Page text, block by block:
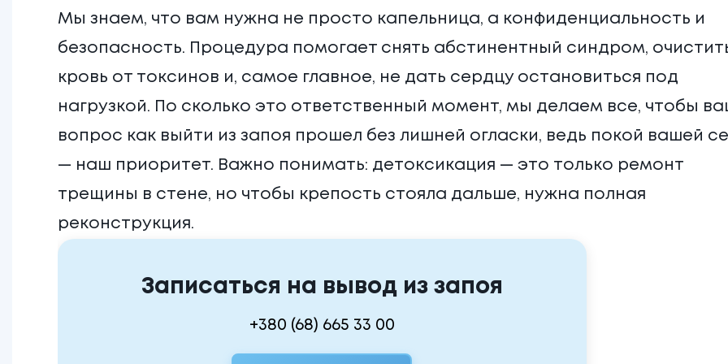
Мы знаем, что вам нужна не просто капельница, а конфиденциальность и
безопасность. Процедура помогает снять абстинентный синдром,
кровь от токсинов и, самое главное, не дать сердцу остановиться под
нагрузкой. По сколько это ответственный момент, мы делаем все, чтобы
вопрос как выйти из запоя прошел без лишней огласки, ведь покой вашей
— наш приоритет. Важно понимать: детоксикация — это только ремонт
трещины в стене, но чтобы крепость стояла дальше, нужна полная
реконструкция.
Записаться на вывод из запоя
+380 (68) 665 33 00